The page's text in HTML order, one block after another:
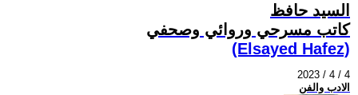
السيد حافظ
كاتب مسرحي وروائي وصحفي
(Elsayed Hafez)
2023 / 4 / 4
الادب والفن